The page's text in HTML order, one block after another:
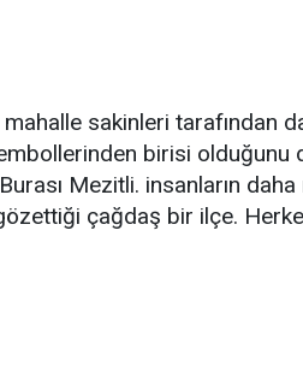
sakinleri tarafından
birisi
Mezitli. insanların
çağdaş bir ilçe.